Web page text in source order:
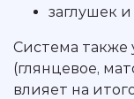
заглушек
Система также
(глянцевое,
влияет на